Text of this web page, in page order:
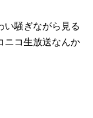
い騒ぎながら見る
ニコ生放送なんか